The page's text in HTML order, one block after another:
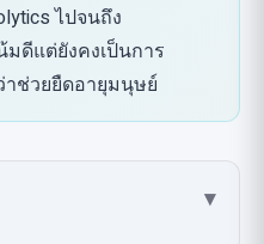
ไปจนถึง
มดีแต่ยังคงเป็นการ
ช่วยยืดอายุมนุษย์
▾